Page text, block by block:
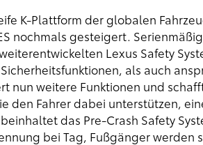
K-Plattform der globalen
nochmals gesteigert.
Lexus Safety
als auch
nun weitere Funktionen und
den Fahrer dabei unterstützen,
das Pre-Crash Safety
bei Tag, Fußgänger